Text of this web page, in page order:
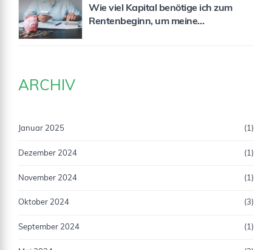
Wie viel Kapital benötige ich zum
Rentenbeginn, um meine
ARCHIV
Januar 2025 (1)
Dezember 2024 (1)
November 2024 (1)
Oktober 2024 (3)
September 2024 (1)